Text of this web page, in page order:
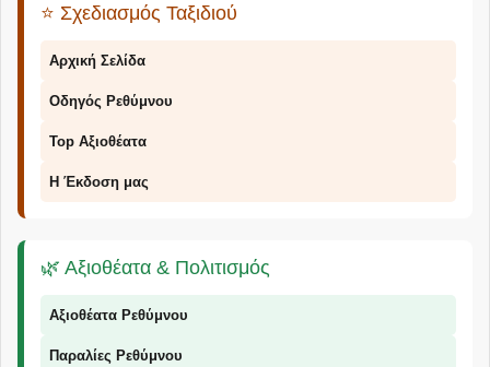
⭐ Σχεδιασμός Ταξιδιού
Αρχική Σελίδα
Οδηγός Ρεθύμνου
Top Αξιοθέατα
Η Έκδοση μας
🌿 Αξιοθέατα & Πολιτισμός
Αξιοθέατα Ρεθύμνου
Παραλίες Ρεθύμνου